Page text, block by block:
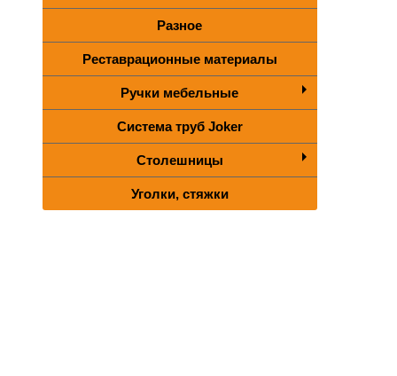
Разное
Реставрационные материалы
Ручки мебельные
Система труб Joker
Столешницы
Уголки, стяжки